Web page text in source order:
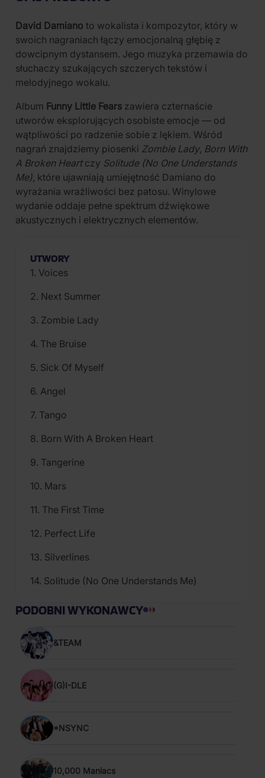
David Damiano to wokalista i kompozytor, który w
swoich nagraniach łączy emocjonalną głębię z
dowcipnym dystansem. Jego muzyka przemawia do
słuchaczy szukających szczerych tekstów i
melodyjnego wokalu.
Album Funny Little Fears zawiera czternaście
utworów eksplorujących osobiste emocje — od
wątpliwości po radzenie sobie z lękiem. Wśród
nagrań znajdziemy piosenki Zombie Lady, Born With
A Broken Heartczy Solitude (No One Understands
Me), które ujawniają umiejętność Damiano do
wyrażania wrażliwości bez patosu. Winylowe
wydanie oddaje pełne spektrum dźwiękowe
akustycznych i elektrycznych elementów.
UTWORY
1. Voices
2. Next Summer
3. Zombie Lady
4. The Bruise
5. Sick Of Myself
6. Angel
7. Tango
8. Born With A Broken Heart
9. Tangerine
10. Mars
11. The First Time
12. Perfect Life
13. Silverlines
14. Solitude (No One Understands Me)
PODOBNI WYKONAWCY
&TEAM
(G)I-DLE
*NSYNC
10,000 Maniacs